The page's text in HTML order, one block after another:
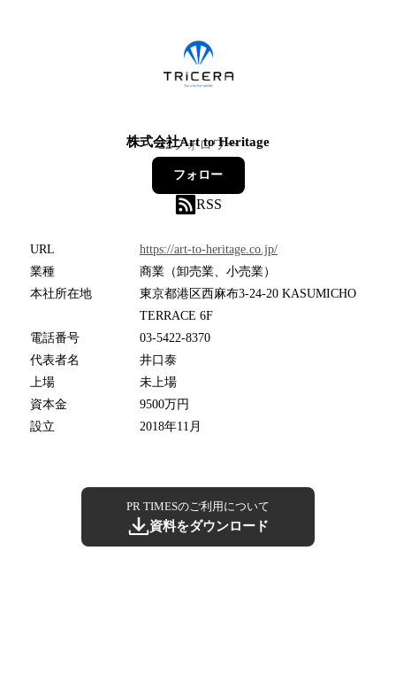
株式会社Art to Heritage
22フォロワー
フォロー
RSS
URL
https://art-to-heritage.co.jp/
業種
商業（卸売業、小売業）
本社所在地
東京都港区西麻布3-24-20 KASUMICHO
TERRACE 6F
電話番号
03-5422-8370
代表者名
井口泰
上場
未上場
資本金
9500万円
設立
2018年11月
PR TIMESのご利用について
資料をダウンロード